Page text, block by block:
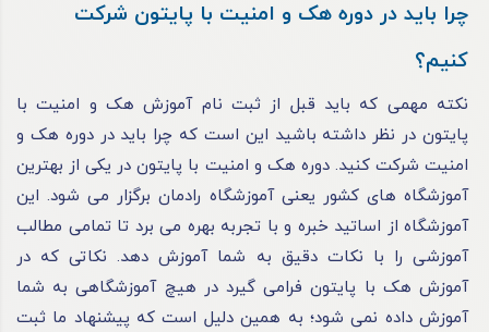
چرا باید در دوره هک و امنیت با پایتون شرکت
کنیم؟
نکته مهمی که باید قبل از ثبت‌ نام آموزش هک و امنیت با
پایتون در نظر داشته باشید این است که چرا باید در دوره هک و
امنیت شرکت کنید. دوره هک و امنیت با پایتون در یکی از بهترین
آموزشگاه‌ های کشور یعنی آموزشگاه رادمان برگزار می‌ شود. این
آموزشگاه از اساتید خبره و با تجربه بهره می‌ برد تا تمامی مطالب
آموزشی را با نکات دقیق به شما آموزش دهد. نکاتی که در
آموزش هک با پایتون فرامی‌ گیرد در هیچ آموزشگاهی به شما
آموزش داده نمی‌ شود؛ به همین دلیل است که پیشنهاد ما ثبت‌